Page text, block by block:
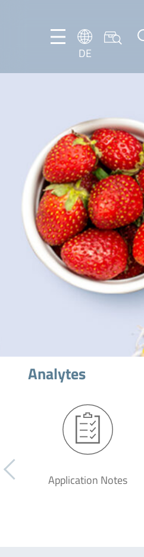
DE
DE
Analytes
Application Notes